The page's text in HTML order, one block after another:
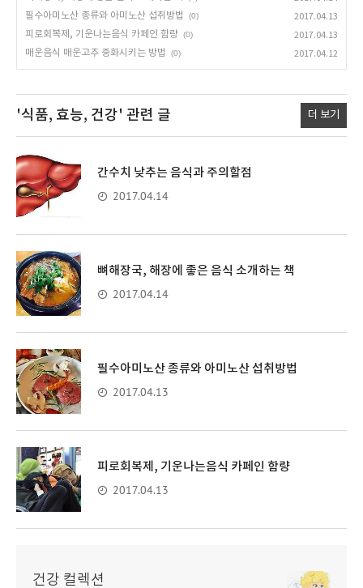
필수아미노산 종류와 아미노산 섭취방법
(0)
2017.04.13
피로회복제, 기운나는음식 카페인 함량 (0)
2017.04.13
매운음식 매운고추 중화시키는 방법
(0) 2017.04.12
'식품, 효능, 건강' 관련 글 더 보기
간수치 낮추는 음식과 주의할점
2017.04.14
뼈해장국, 해장에 좋은 음식 소개하는 책
2017.04.14
필수아미노산 종류와 아미노산 섭취방법
2017.04.13
피로회복제, 기운나는음식 카페인 함량
2017.04.13
건강 컬렉션